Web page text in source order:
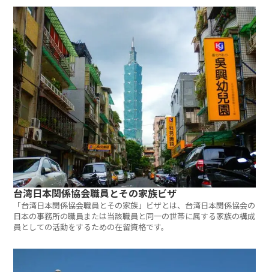
す。
台湾日本関係協会職員とその家族ビザ
「台湾日本関係協会職員とその家族」ビザとは、台湾日本関係協会の
日本の事務所の職員または当該職員と同一の世帯に属する家族の構成
員としての活動をするための在留資格です。